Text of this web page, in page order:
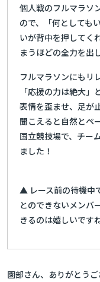
個人戦のフルマラソ
ので、「何としても
いが背中を押してく
まうほどの全力を出
フルマラソンにもリ
「応援の力は絶大」
表情を歪ませ、足が
聞こえると自然とペ
国立競技場で、チー
ました！
▲ レース前の待機中
とのできないメンバ
きるのは嬉しいです
園部さん、ありがとう